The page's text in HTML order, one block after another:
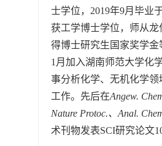
士学位，2019年9月毕业
获工学博士学位，师从龙
得博士研究生国家奖学金
1月加入湖南师范大学化
事分析化学、无机化学
工作。先后在Angew.
Nature Protoc.、Anal.
术刊物发表SCI研究论文